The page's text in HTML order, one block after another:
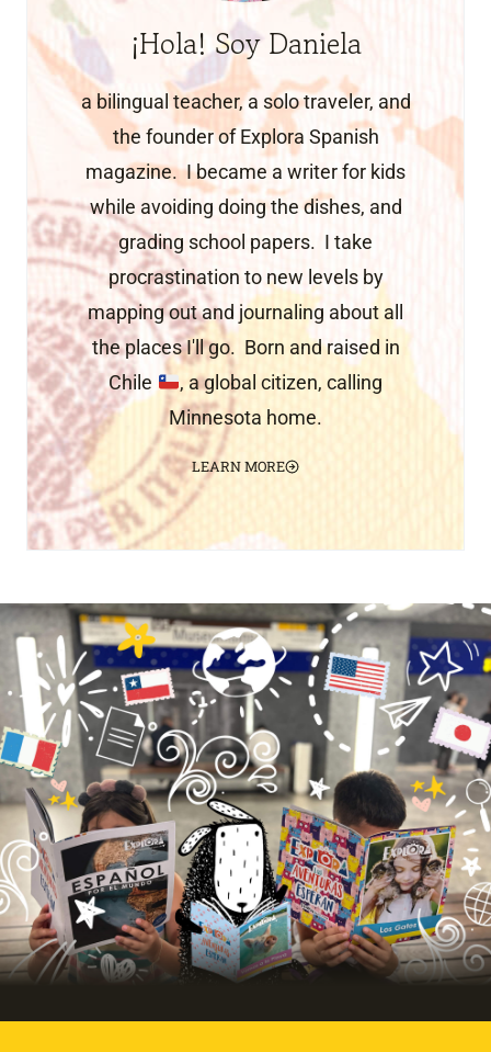
¡Hola! Soy Daniela
a bilingual teacher, a solo traveler, and
the founder of Explora Spanish
magazine. I became a writer for kids
while avoiding doing the dishes, and
grading school papers. I take
procrastination to new levels by
mapping out and journaling about all
the places I'll go. Born and raised in
Chile
, a global citizen, calling
Minnesota home.
LEARN MORE